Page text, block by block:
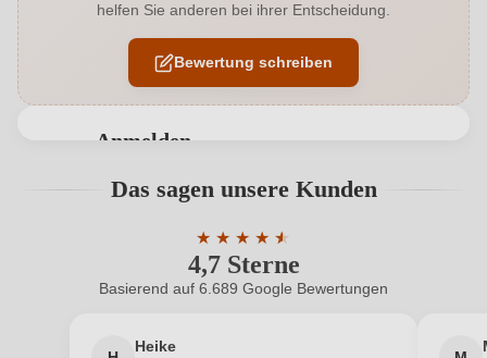
Allergene Enthält Sulfite
Ausbau Edelstahltank
Bio-Kontrollstelle Shop
helfen Sie anderen bei ihrer Entscheidung.
Bewertung schreiben
Anmelden
Benutzern abgegeben werden. Bitte loggen Sie sich
Neuer Kunde? Neuer Kunde?
Das sagen unsere Kunden
4,7 Sterne
★ ★ ★ ★ ★
★
Durchschnittliche Bewertung von 4.7
Basierend auf 6.689 Google Bewertungen
Heike